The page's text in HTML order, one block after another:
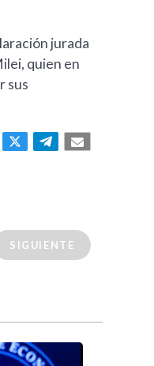
jurada
quien en
sus
SIGUIENTE